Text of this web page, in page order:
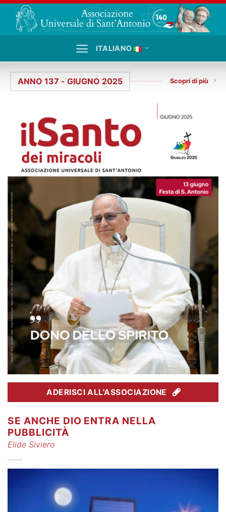
Salta
contenuti
ITALIANO
ANNO 137 - GIUGNO 2025 Scopri di più
ADERISCI ALL'ASSOCIAZIONE
SE ANCHE DIO ENTRA NELLA
PUBBLICITÀ
Elide Siviero